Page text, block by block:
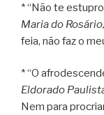
* “Não te
Maria do
feia, não faz o
* “O
Eldorado
Nem para